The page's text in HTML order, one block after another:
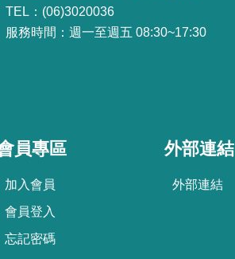
TEL：(06)3020036
服務時間：週一至週五 08:30~17:30
員專區
加 入會 員
會 員登 入
忘記密碼
外部連結
外部連結